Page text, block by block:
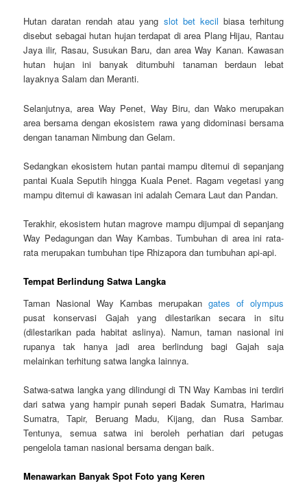
Hutan daratan rendah atau yang slot bet kecil biasa terhitung
disebut sebagai hutan hujan terdapat di area Plang Hijau, Rantau
Jaya ilir, Rasau, Susukan Baru, dan area Way Kanan. Kawasan
hutan hujan ini banyak ditumbuhi tanaman berdaun lebat
layaknya Salam dan Meranti.
Selanjutnya, area Way Penet, Way Biru, dan Wako merupakan
area bersama dengan ekosistem rawa yang didominasi bersama
dengan tanaman Nimbung dan Gelam.
Sedangkan ekosistem hutan pantai mampu ditemui di sepanjang
pantai Kuala Seputih hingga Kuala Penet. Ragam vegetasi yang
mampu ditemui di kawasan ini adalah Cemara Laut dan Pandan.
Terakhir, ekosistem hutan magrove mampu dijumpai di sepanjang
Way Pedagungan dan Way Kambas. Tumbuhan di area ini rata-
rata merupakan tumbuhan tipe Rhizapora dan tumbuhan api-api.
Tempat Berlindung Satwa Langka
Taman Nasional Way Kambas merupakangates of olympus
pusat konservasi Gajah yang dilestarikan secara in situ
(dilestarikan pada habitat aslinya). Namun, taman nasional ini
rupanya tak hanya jadi area berlindung bagi Gajah saja
melainkan terhitung satwa langka lainnya.
Satwa-satwa langka yang dilindungi di TN Way Kambas ini terdiri
dari satwa yang hampir punah seperi Badak Sumatra, Harimau
Sumatra, Tapir, Beruang Madu, Kijang, dan Rusa Sambar.
Tentunya, semua satwa ini beroleh perhatian dari petugas
pengelola taman nasional bersama dengan baik.
Menawarkan Banyak Spot Foto yang Keren